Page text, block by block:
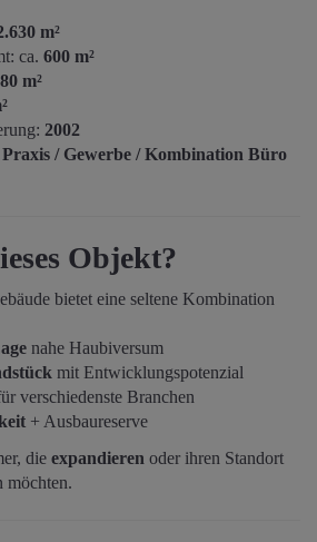
m²
ca. 600 m²
m²
2002
/ Gewerbe / Kombination Büro
Objekt?
bietet eine seltene Kombination
nahe Haubiversum
mit Entwicklungspotenzial
verschiedenste Branchen
+ Ausbaureserve
die expandieren oder ihren Standort
möchten.